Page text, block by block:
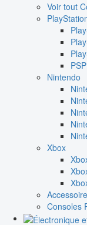
Voir tout
Nintendo
Xbox
Consoles